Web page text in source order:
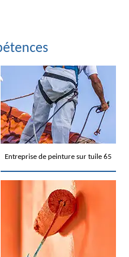
Entreprise de peinture sur tuile 65